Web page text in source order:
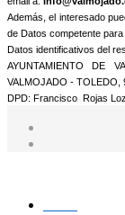
Asimismo, le informamos
datos personales:
oposición, portabilidad y
email a:
Además, el interesado
de Datos competente
Datos identificativos del
AYUNTAMIENTO DE